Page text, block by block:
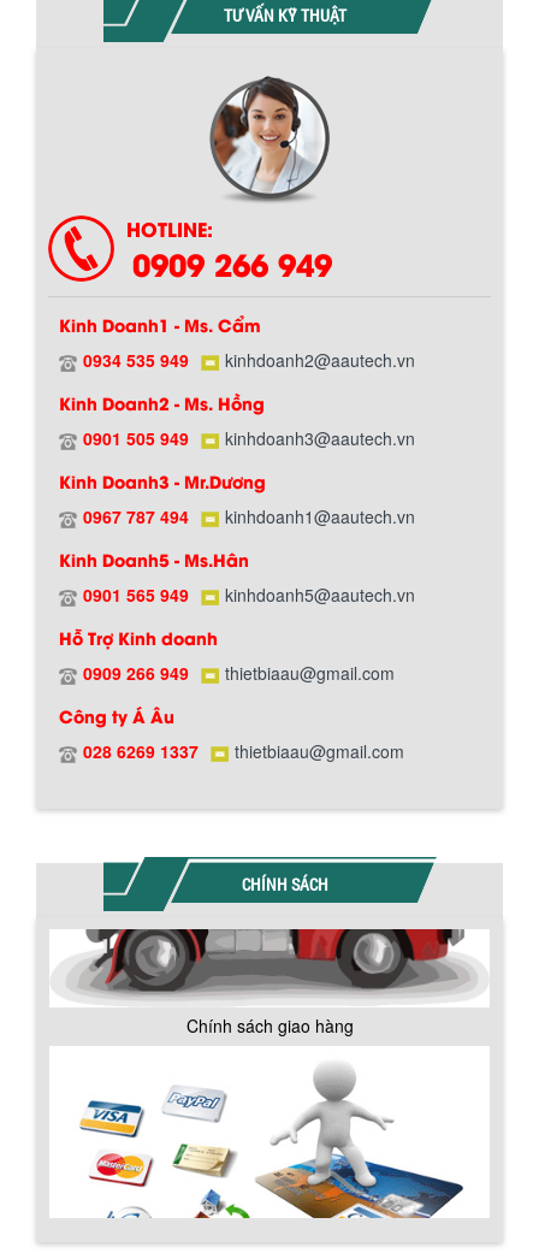
TƯ VẤN KỸ THUẬT
HOTLINE:
0909 266 949
Kinh Doanh1 - Ms. Cẩm
0934 535 949 kinhdoanh2@aautech.vn
Kinh Doanh2 - Ms. Hồng
0901 505 949 kinhdoanh3@aautech.vn
Kinh Doanh3 - Mr.Dương
0967 787 494 kinhdoanh1@aautech.vn
Kinh Doanh5 - Ms.Hân
0901 565 949 kinhdoanh5@aautech.vn
Hỗ Trợ Kinh doanh
0909 266 949 thietbiaau@gmail.com
Công ty Á Âu
028 6269 1337 thietbiaau@gmail.com
CHÍNH SÁCH
Chính sách giao hàng
Bồn chứa giải nhiệt sơn, mực in có cấu
tạo gồm 2 lớp inox và được dùng để
MÁY TRỘN BỘT KHÔ 500KG
Máy trộn bột khô 500kg được thiết kế
thân bồn nằm ngang, với cánh trộn bột
xoay đảo thuận nghịch. Vật liệu...
MÁY TRỘN BỘT KHÔ 200KG
Máy trộn bột khô 200kg được gia công
sản xuất tại công ty Á Âu. Máy dùng
trộn các loại bột khô trong các ngành...